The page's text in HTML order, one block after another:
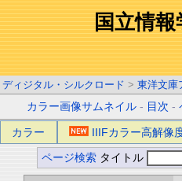
国立情
ディジタル・シルクロード > 東洋文庫
カラー画像サムネイル - 目次 -
カラー IIIFカラー高解像
ページ検索 タイトル